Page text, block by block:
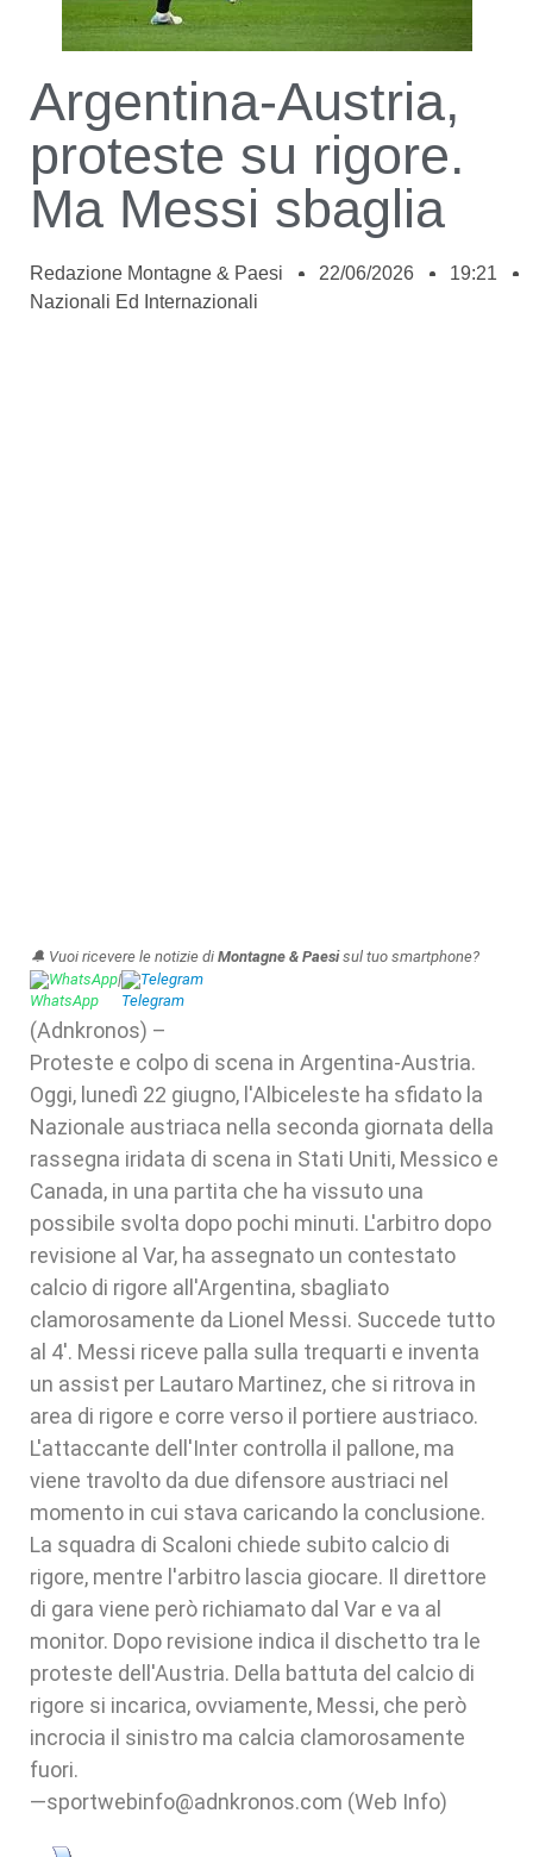
Argentina-Austria,
proteste su rigore.
Ma Messi sbaglia
Redazione Montagne & Paesi 22/06/2026
19:21
Nazionali Ed Internazionali
🔔 Vuoi ricevere le notizie di Montagne & Paesisul tuo smartphone?
WhatsApp| Telegram
(Adnkronos) –
Proteste e colpo di scena in Argentina-Austria.
Oggi, lunedì 22 giugno, l'Albiceleste ha sfidato la
Nazionale austriaca nella seconda giornata della
rassegna iridata di scena in Stati Uniti, Messico e
Canada, in una partita che ha vissuto una
possibile svolta dopo pochi minuti. L'arbitro dopo
revisione al Var, ha assegnato un contestato
calcio di rigore all'Argentina, sbagliato
clamorosamente da Lionel Messi. Succede tutto
al 4'. Messi riceve palla sulla trequarti e inventa
un assist per Lautaro Martinez, che si ritrova in
area di rigore e corre verso il portiere austriaco.
L'attaccante dell'Inter controlla il pallone, ma
viene travolto da due difensore austriaci nel
momento in cui stava caricando la conclusione.
La squadra di Scaloni chiede subito calcio di
rigore, mentre l'arbitro lascia giocare. Il direttore
di gara viene però richiamato dal Var e va al
monitor. Dopo revisione indica il dischetto tra le
proteste dell'Austria. Della battuta del calcio di
rigore si incarica, ovviamente, Messi, che però
incrocia il sinistro ma calcia clamorosamente
fuori.
—sportwebinfo@adnkronos.com (Web Info)